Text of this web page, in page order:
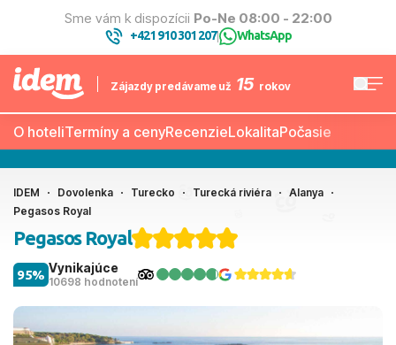
Sme vám k dispozícii Po-Ne 08:00 - 22:00
+421 910 301 207| WhatsApp
Zájazdy predávame už 15 rokov
O hoteliTermíny a cenyRecenzieLokalitaPočasie
IDEM Dovolenka Turecko Turecká riviéra
Alanya
Pegasos Royal
Pegasos Royal
Vynikajúce
10698 hodnotení
95%